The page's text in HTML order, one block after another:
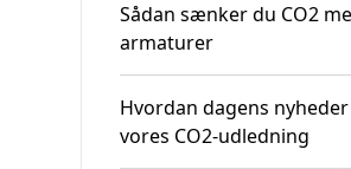
Sådan sænker du CO2
armaturer
Hvordan dagens
vores CO2-udledning